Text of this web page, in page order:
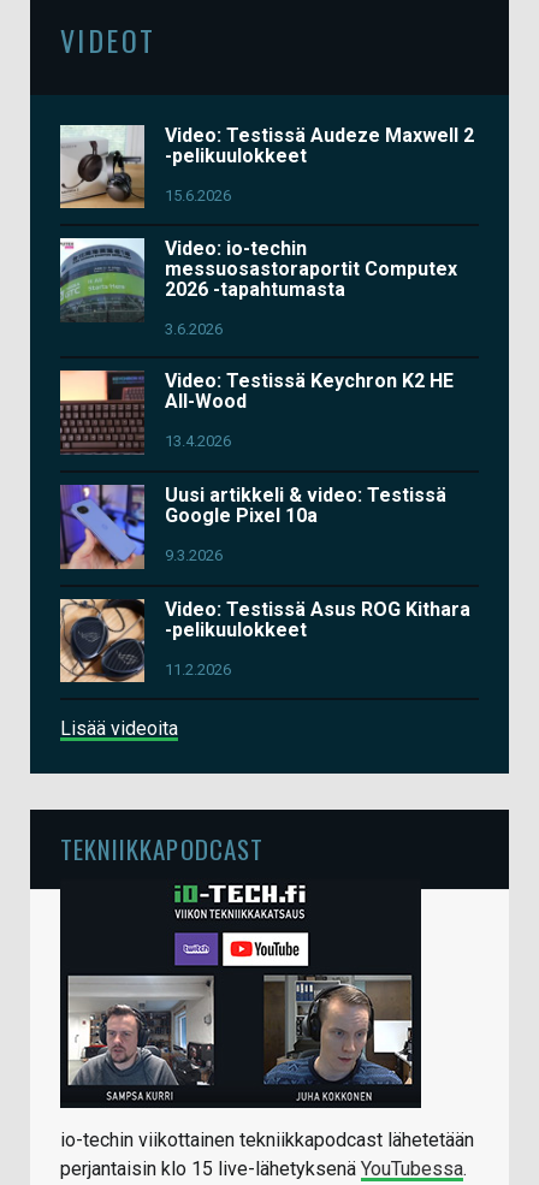
VIDEOT
Video: Testissä Audeze Maxwell 2
-pelikuulokkeet
15.6.2026
Video: io-techin
messuosastoraportit Computex
2026 -tapahtumasta
3.6.2026
Video: Testissä Keychron K2 HE
All-Wood
13.4.2026
Uusi artikkeli & video: Testissä
Google Pixel 10a
9.3.2026
Video: Testissä Asus ROG Kithara
-pelikuulokkeet
11.2.2026
Lisää videoita
TEKNIIKKAPODCAST
io-techin viikottainen tekniikkapodcast lähetetään
perjantaisin klo 15 live-lähetyksenä YouTubessa.